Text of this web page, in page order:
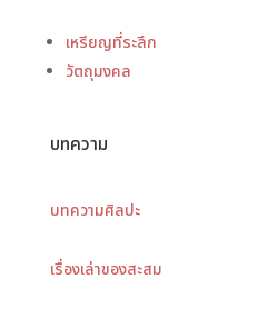
เหรียญที่ระลึก
วัตถุมงคล
บทความ
บทความศิลปะ
เรื่องเล่าของสะสม